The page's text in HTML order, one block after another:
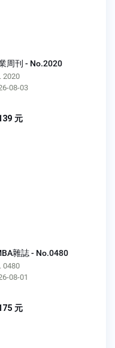
周刊 - No.2020
2020
08-03
元
雜誌 - No.0480
0480
08-01
元